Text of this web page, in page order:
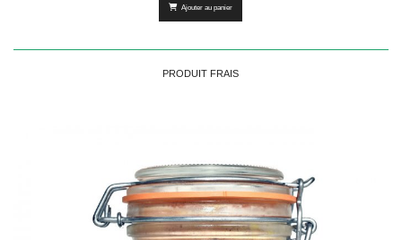
Ajouter au panier
PRODUIT FRAIS